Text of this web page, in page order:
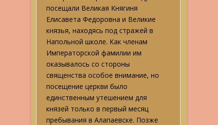
посещали Великая Княгиня
Елисавета Федоровна и Великие
князья, находясь под стражей в
Напольной школе. Как членам
Императорской фамилии им
оказывалось со стороны
священства особое внимание, но
посещение церкви было
единственным утешением для
князей только в первый месяц
пребывания в Алапаевске. Позже